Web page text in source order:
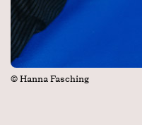
© Hanna Fasching